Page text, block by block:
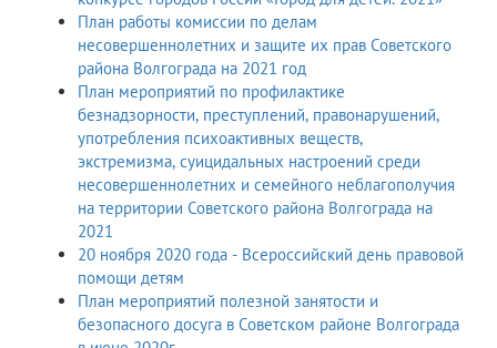
План работы комиссии по делам
несовершеннолетних и защите их прав Советского
района Волгограда на 2021 год
План мероприятий по профилактике
безнадзорности, преступлений, правонарушений,
употребления психоактивных веществ,
экстремизма, суицидальных настроений среди
несовершеннолетних и семейного неблагополучия
на территории Советского района Волгограда на
2021
20 ноября 2020 года - Всероссийский день правовой
помощи детям
План мероприятий полезной занятости и
безопасного досуга в Советском районе Волгограда